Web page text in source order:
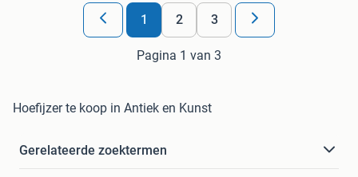
1 2 3
Pagina 1 van 3
Hoefijzer te koop in Antiek en Kunst
Gerelateerde zoektermen